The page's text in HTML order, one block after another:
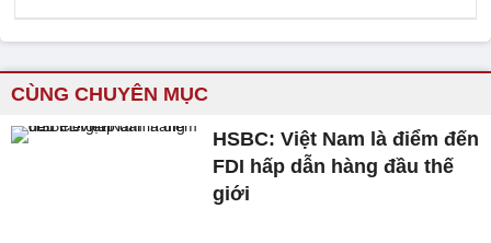
CÙNG CHUYÊN MỤC
HSBC: Việt Nam là điểm đến
FDI hấp dẫn hàng đầu thế
giới